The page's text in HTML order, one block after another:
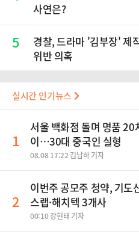
사연은?
5
경찰, 드라마 '김부장' 제
위반 의혹
실시간 인기뉴스
1
서울 백화점 돌며 명품 20
이…30대 중국인 실형
08.08 17:22 김남하 기자
2
이번주 공모주 청약, 기도
스랩·해치텍 3개사
00:10 강현태 기자